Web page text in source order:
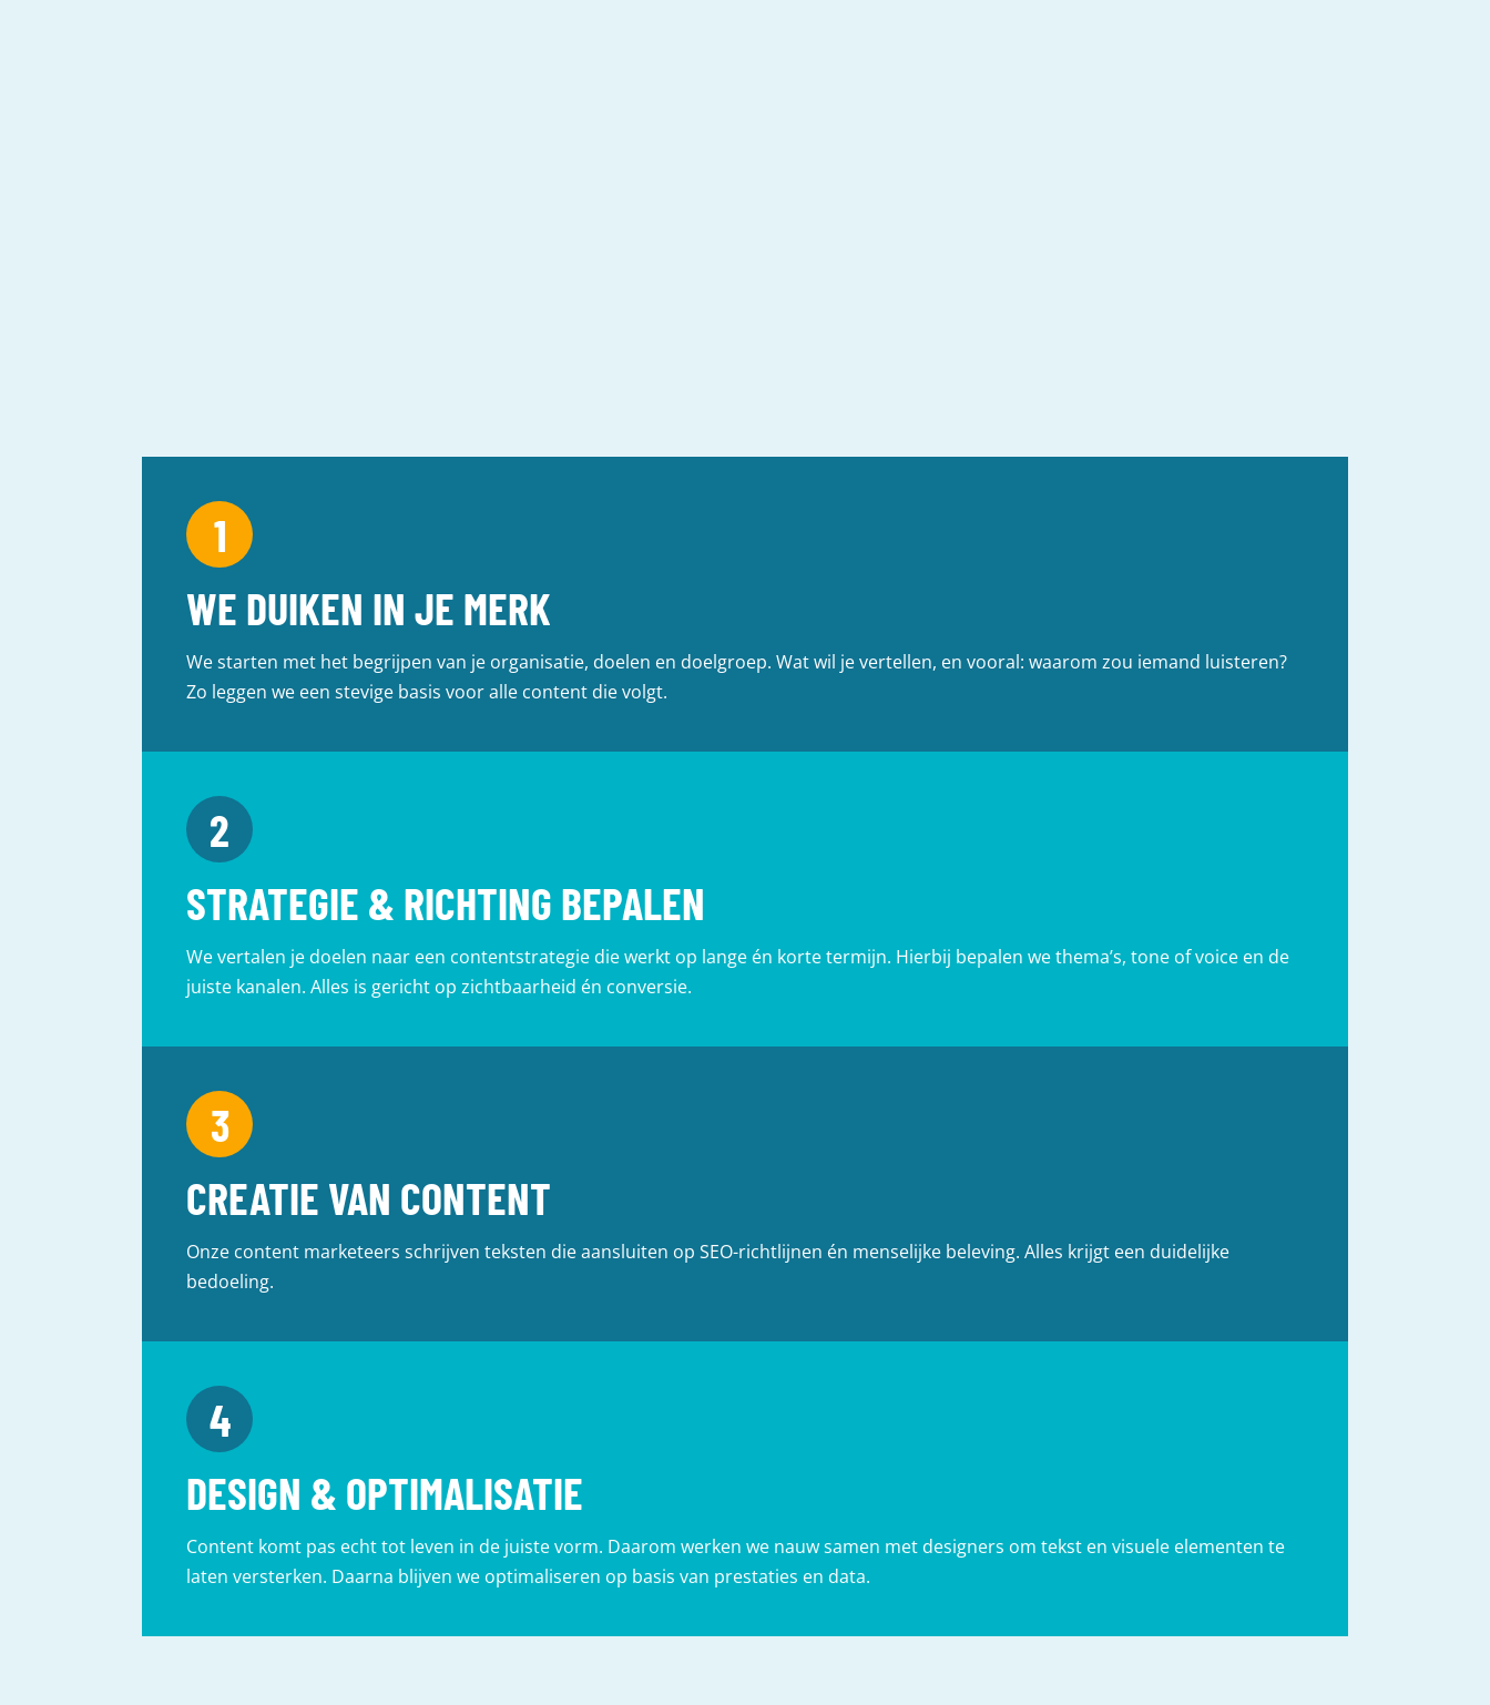
WE DUIKEN IN JE MERK
We starten met het begrijpen van je organisatie, doelen en doelgroep. Wat wil je vertellen, en vooral: waarom zou iemand luisteren?
Zo leggen we een stevige basis voor alle content die volgt.
STRATEGIE & RICHTING BEPALEN
We vertalen je doelen naar een contentstrategie die werkt op lange én korte termijn. Hierbij bepalen we thema’s, tone of voice en de
juiste kanalen. Alles is gericht op zichtbaarheid én conversie.
CREATIE VAN CONTENT
Onze content marketeers schrijven teksten die aansluiten op SEO-richtlijnen én menselijke beleving. Alles krijgt een duidelijke
bedoeling.
DESIGN & OPTIMALISATIE
Content komt pas echt tot leven in de juiste vorm. Daarom werken we nauw samen met designers om tekst en visuele elementen te
laten versterken. Daarna blijven we optimaliseren op basis van prestaties en data.